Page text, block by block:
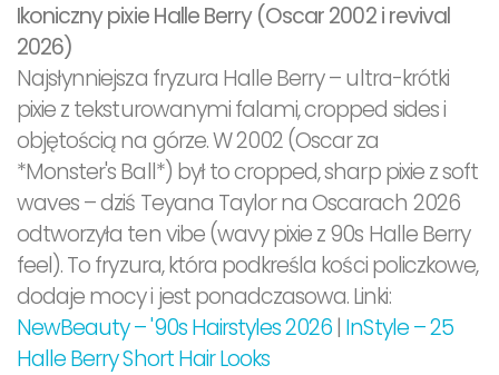
Ikoniczny pixie Halle Berry (Oscar 2002 i revival
2026)
Najsłynniejsza fryzura Halle Berry – ultra-krótki
pixie z teksturowanymi falami, cropped sides i
objętością na górze. W 2002 (Oscar za
*Monster's Ball*) był to cropped, sharp pixie z soft
waves – dziś Teyana Taylor na Oscarach 2026
odtworzyła ten vibe (wavy pixie z 90s Halle Berry
feel). To fryzura, która podkreśla kości policzkowe,
dodaje mocy i jest ponadczasowa. Linki:
NewBeauty – '90s Hairstyles 2026 | InStyle – 25
Halle Berry Short Hair Looks